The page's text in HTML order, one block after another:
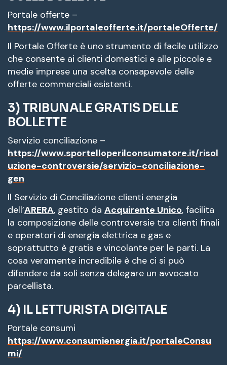
Portale offerte –
https://www.ilportaleofferte.it/portaleOfferte/
Il Portale Offerte è uno strumento di facile utilizzo
che consente ai clienti domestici e alle piccole e
medie imprese una scelta consapevole delle
offerte commerciali esistenti.
3) TRIBUNALE GRATIS DELLE
BOLLETTE
Servizio conciliazione –
https://www.sportelloperilconsumatore.it/risol
uzione-controversie/servizio-conciliazione-
gen
Il Servizio di Conciliazione clienti energia
dell’ARERA, gestito da Acquirente Unico, facilita
la composizione delle controversie tra clienti finali
e operatori di energia elettrica e gas e
soprattutto è gratis e vincolante per le parti. La
cosa veramente incredibile è che ci si può
difendere da soli senza delegare un avvocato
parcellista.
4) IL LETTURISTA DIGITALE
Portale consumi
https://www.consumienergia.it/portaleConsu
mi/